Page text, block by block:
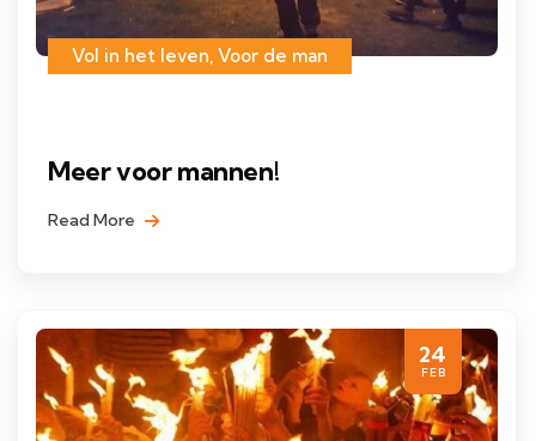
Vol in het leven Voor de man
Meer voor mannen!
Read More
24
FEB